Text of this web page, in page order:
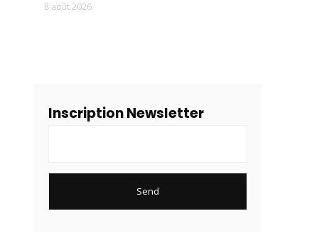
8 août 2026
Inscription Newsletter